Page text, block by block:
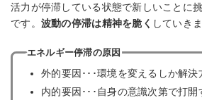
活力が停滞している状態で新しいことに
です。 波動の停滞は精神を脆く していきま
エネルギー停滞の原因
外的要因･･･環境を変えるしか解決
内的要因･･･自身の意識次第で打開